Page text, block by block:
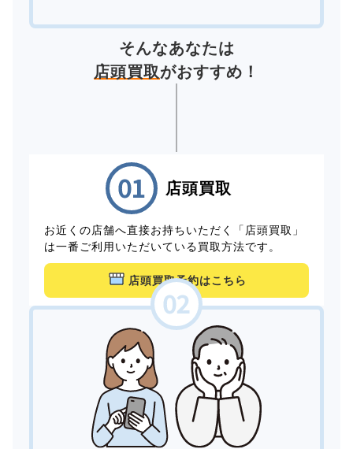
そんなあなたは
店頭買取がおすすめ！
店頭買取
お近くの店舗へ直接お持ちいただく「店頭買取」
は一番ご利用いただいている買取方法です。
店頭買取予約はこちら